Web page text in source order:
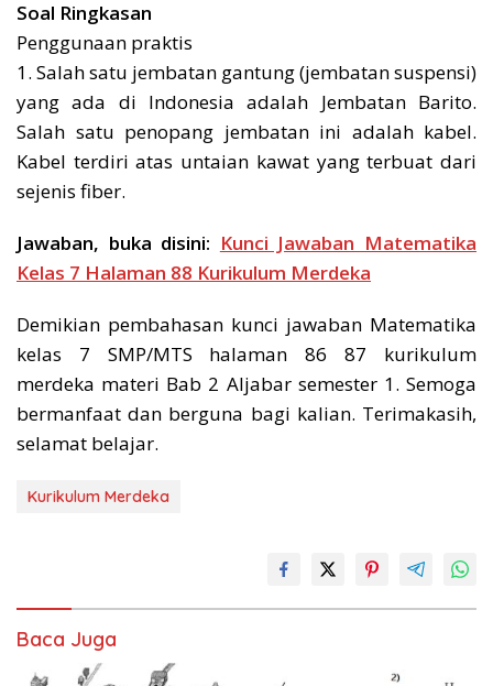
Soal Ringkasan
Penggunaan praktis
1. Salah satu jembatan gantung (jembatan suspensi)
yang ada di Indonesia adalah Jembatan Barito.
Salah satu penopang jembatan ini adalah kabel.
Kabel terdiri atas untaian kawat yang terbuat dari
sejenis fiber.
Jawaban, buka disini: Kunci Jawaban Matematika
Kelas 7 Halaman 88 Kurikulum Merdeka
Demikian pembahasan kunci jawaban Matematika
kelas 7 SMP/MTS halaman 86 87 kurikulum
merdeka materi Bab 2 Aljabar semester 1. Semoga
bermanfaat dan berguna bagi kalian. Terimakasih,
selamat belajar.
Kurikulum Merdeka
Baca Juga